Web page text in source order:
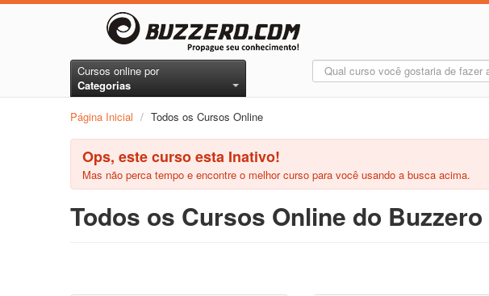
Cursos online por
Categorias
Página Inicial / Todos os Cursos Online
Ops, este curso esta Inativo!
Mas não perca tempo e encontre o melhor curso para você usando a busca acima.
Todos os Cursos Online do Buzzero